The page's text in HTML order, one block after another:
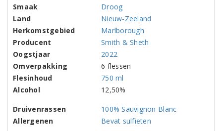
Smaak
Droog
Land
Nieuw-Zeeland
Herkomstgebied
Marlborough
Producent
Smith & Sheth
Oogstjaar
2022
Omverpakking
6 flessen
Flesinhoud
750 ml
Alcohol
12,50%
Druivenrassen
100% Sauvignon Blanc
Allergenen
Bevat sulfieten